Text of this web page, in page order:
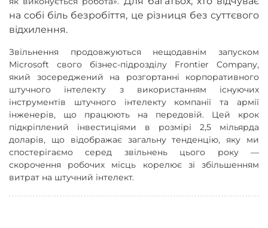
на собі біль безробіття, це різниця без суттєвого
відхилення.
Звільнення продовжуються нещодавнім запуском
Microsoft свого бізнес-підрозділу Frontier Company,
який зосереджений на розгортанні корпоративного
штучного інтелекту з використанням існуючих
інструментів штучного інтелекту компанії та армії
інженерів, що працюють на передовій. Цей крок
підкріплений інвестиціями в розмірі 2,5 мільярда
доларів, що відображає загальну тенденцію, яку ми
спостерігаємо серед звільнень цього року —
скорочення робочих місць корелює зі збільшенням
витрат на штучний інтелект.